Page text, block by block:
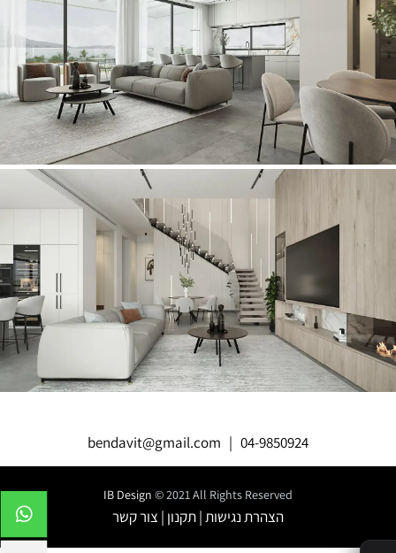
bendavit@gmail.com | 04-9850924
IB Design © 2021 All Rights Reserved
הצהרת נגישות|תקנון | צור קשר